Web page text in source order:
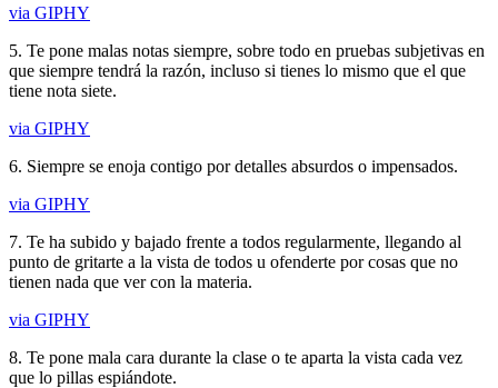
via GIPHY
5. Te pone malas notas siempre, sobre todo en pruebas subjetivas en
que siempre tendrá la razón, incluso si tienes lo mismo que el que
tiene nota siete.
via GIPHY
6. Siempre se enoja contigo por detalles absurdos o impensados.
via GIPHY
7. Te ha subido y bajado frente a todos regularmente, llegando al
punto de gritarte a la vista de todos u ofenderte por cosas que no
tienen nada que ver con la materia.
via GIPHY
8. Te pone mala cara durante la clase o te aparta la vista cada vez
que lo pillas espiándote.